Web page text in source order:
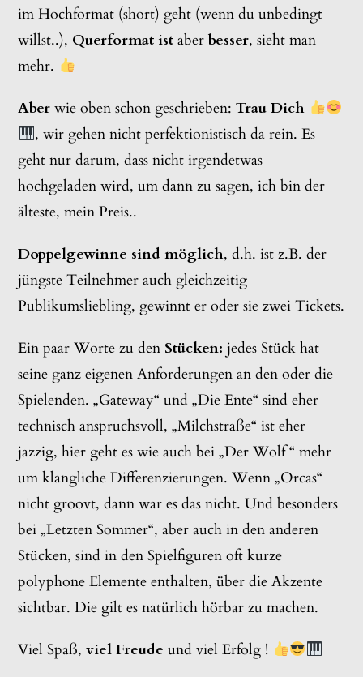
im Hochformat (short) geht (wenn du unbedingt
willst..), Querformat ist aberbesser, sieht man
mehr.
Aber wie oben schon geschrieben:Trau Dich
, wir gehen nicht perfektionistisch da rein. Es
geht nur darum, dass nicht irgendetwas
hochgeladen wird, um dann zu sagen, ich bin der
älteste, mein Preis..
Doppelgewinne sind möglich, d.h. ist z.B. der
jüngste Teilnehmer auch gleichzeitig
Publikumsliebling, gewinnt er oder sie zwei Tickets.
Ein paar Worte zu den Stücken: jedes Stück hat
seine ganz eigenen Anforderungen an den oder die
Spielenden. „Gateway“ und „Die Ente“ sind eher
technisch anspruchsvoll, „Milchstraße“ ist eher
jazzig, hier geht es wie auch bei „Der Wolf “ mehr
um klangliche Differenzierungen. Wenn „Orcas“
nicht groovt, dann war es das nicht. Und besonders
bei „Letzten Sommer“, aber auch in den anderen
Stücken, sind in den Spielfiguren oft kurze
polyphone Elemente enthalten, über die Akzente
sichtbar. Die gilt es natürlich hörbar zu machen.
Viel Spaß,viel Freude und viel Erfolg !